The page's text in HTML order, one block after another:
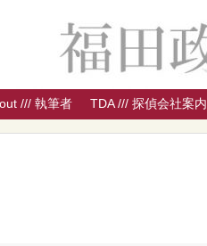
/// 執筆者 TDA /// 探偵会社案内